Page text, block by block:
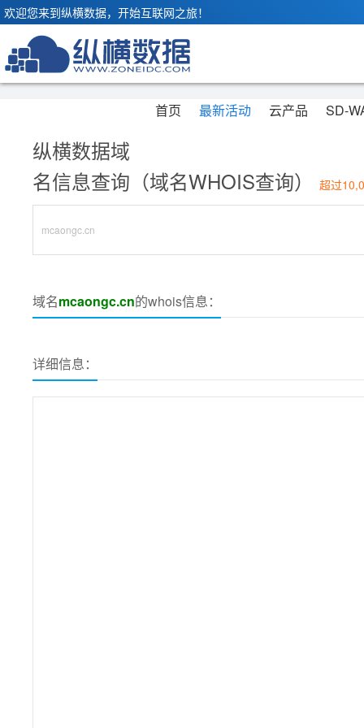
欢迎您来到纵横数据，开始互联网之旅！
首页 最新活动 云产品 SD-
纵横数据域
名信息查询（域名WHOIS查询）
超过
域名mcaongc.cn的whois信息：
详细信息：